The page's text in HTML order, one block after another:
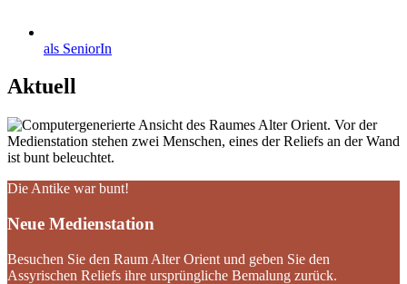
als SeniorIn
Aktuell
Die Antike war bunt!
Neue Medienstation
Besuchen Sie den Raum Alter Orient und geben Sie den
Assyrischen Reliefs ihre ursprüngliche Bemalung zurück.